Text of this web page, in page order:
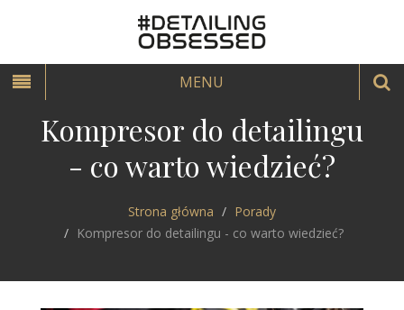
MENU
Kompresor do detailingu
- co warto wiedzieć?
Strona główna
Porady
Kompresor do detailingu - co warto wiedzieć?